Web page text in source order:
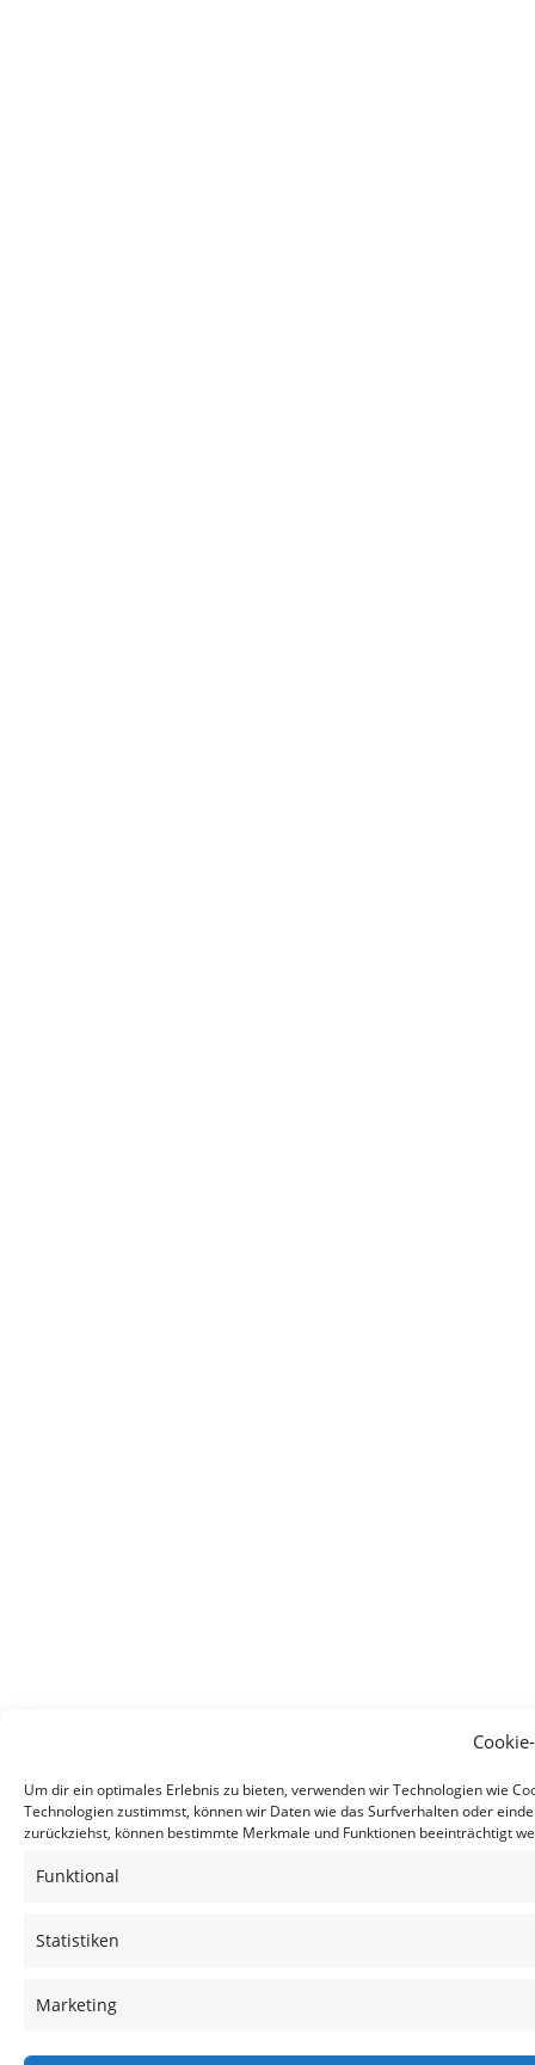
Um dir ein optimales Erlebnis zu bieten, verwenden wir Technologien wie
Technologien zustimmst, können wir Daten wie das Surfverhalten oder
zurückziehst, können bestimmte Merkmale und Funktionen beeinträchtigt
Funktional
Statistiken
Marketing